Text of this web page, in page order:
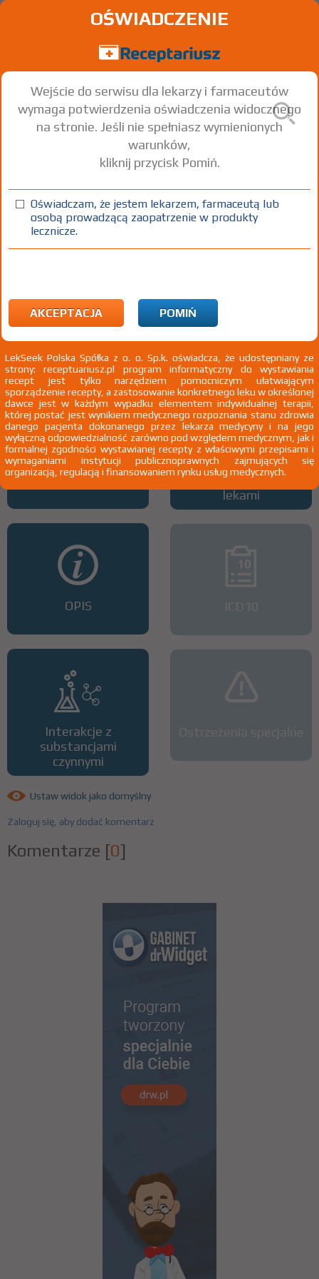
opatrunek 10x20 cm 1 szt. Na skórę
100%
16,20
Wszystkie dawki leku
Interakcje z lekami
OPIS
Interakcje z
substancjami
czynnymi
ATC
Interakcje z wieloma
lekami
Ustaw widok jako domyślny
Zaloguj się, aby dodać komentarz
Komentarze [0]
OŚWIADCZENIE
Wejście do serwisu dla lekarzy i farmaceutów
wymaga potwierdzenia oświadczenia widocznego
na stronie. Jeśli nie spełniasz wymienionych
warunków,
kliknij przycisk Pomiń.
Oświadczam, że jestem lekarzem, farmaceutą lub
osobą prowadzącą zaopatrzenie w produkty
lecznicze.
AKCEPTACJA POMIŃ
LekSeek Polska Spółka z o. o. Sp.k. oświadcza, że udostępniany ze
strony: receptuariusz.pl program informatyczny do wystawiania
recept jest tylko narzędziem pomocniczym ułatwiającym
sporządzenie recepty, a zastosowanie konkretnego leku w określonej
dawce jest w każdym wypadku elementem indywidualnej terapii,
której postać jest wynikiem medycznego rozpoznania stanu zdrowia
danego pacjenta dokonanego przez lekarza medycyny i na jego
wyłączną odpowiedzialność zarówno pod względem medycznym, jak i
formalnej zgodności wystawianej recepty z właściwymi przepisami i
wymaganiami instytucji publicznoprawnych zajmujących się
organizacją, regulacją i finansowaniem rynku usług medycznych.